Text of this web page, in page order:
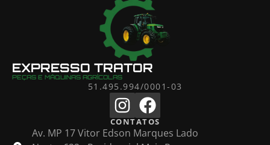
EXPRESSO TRATOR
PEÇAS E MÁQUINAS AGRÍCOLAS
51.495.994/0001-03
CONTATOS
Av. MP 17 Vitor Edson Marques Lado